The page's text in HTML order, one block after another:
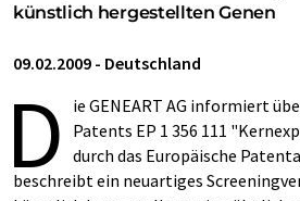
künstlich hergestellten Genen
09.02.2009 - Deutschland
D
ie GENEART AG informiert
Patents EP 1 356 111
durch das Europäische
beschreibt ein neuartiges